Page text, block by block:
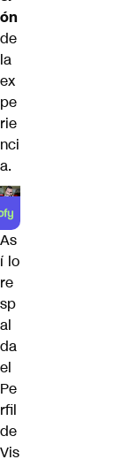
ón
de
la
ex
pe
rie
nci
a.
As
í lo
re
sp
al
da
el
Pe
rfil
de
Vis